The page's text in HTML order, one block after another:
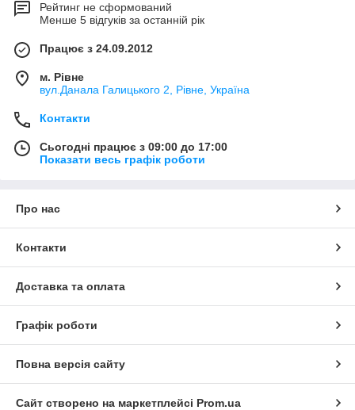
Рейтинг не сформований
Менше 5 відгуків за останній рік
Працює з 24.09.2012
м. Рівне
вул.Данала Галицького 2, Рівне, Україна
Контакти
Сьогодні працює з 09:00 до 17:00
Показати весь графік роботи
Про нас
Контакти
Доставка та оплата
Графік роботи
Повна версія сайту
Сайт створено на маркетплейсі Prom.ua